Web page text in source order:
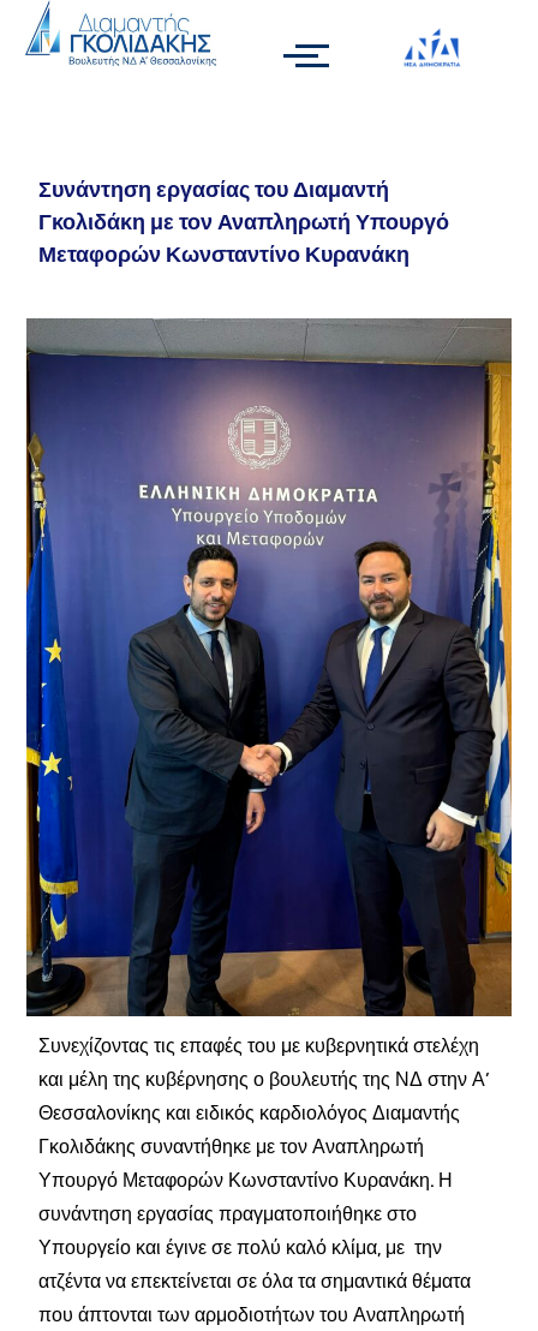
Συνάντηση εργασίας του Διαμαντή
Γκολιδάκη με τον Αναπληρωτή Υπουργό
Μεταφορών Κωνσταντίνο Κυρανάκη
Συνεχίζοντας τις επαφές του με κυβερνητικά στελέχη
και μέλη της κυβέρνησης ο βουλευτής της ΝΔ στην Α’
Θεσσαλονίκης και ειδικός καρδιολόγος Διαμαντής
Γκολιδάκης συναντήθηκε με τον Αναπληρωτή
Υπουργό Μεταφορών Κωνσταντίνο Κυρανάκη. Η
συνάντηση εργασίας πραγματοποιήθηκε στο
Υπουργείο και έγινε σε πολύ καλό κλίμα, με την
ατζέντα να επεκτείνεται σε όλα τα σημαντικά θέματα
που άπτονται των αρμοδιοτήτων του Αναπληρωτή